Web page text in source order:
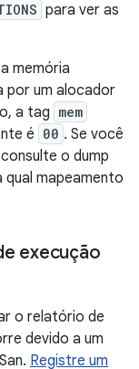
para ver as
memória
por um alocador
a tag mem
é 00 . Se você
o dump
qual mapeamento
execução
o relatório de
devido a um
Registre um